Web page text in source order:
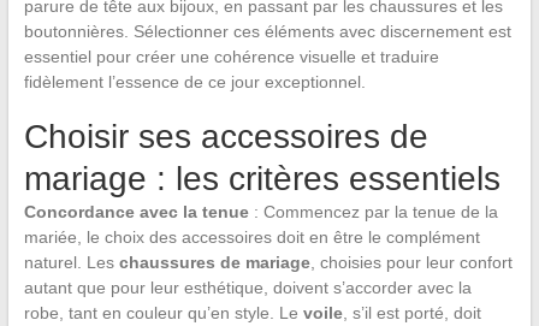
parure de tête aux bijoux, en passant par les chaussures et les
boutonnières. Sélectionner ces éléments avec discernement est
essentiel pour créer une cohérence visuelle et traduire
fidèlement l’essence de ce jour exceptionnel.
Choisir ses accessoires de
mariage : les critères essentiels
Concordance avec la tenue: Commencez par la tenue de la
mariée, le choix des accessoires doit en être le complément
naturel. Les chaussures de mariage, choisies pour leur confort
autant que pour leur esthétique, doivent s’accorder avec la
robe, tant en couleur qu’en style. Le voile, s’il est porté, doit